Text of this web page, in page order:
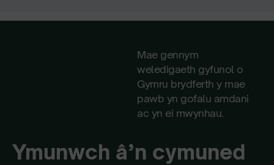
Mae gennym
weledigaeth gyfunol o
Gymru brydferth y mae
pawb yn gofalu amdani
ac yn ei mwynhau.
Ymunwch â’n cymuned